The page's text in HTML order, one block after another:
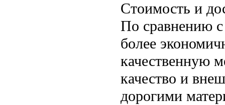
Стоимость и
По сравнению
более
качественную
качество и
дорогими